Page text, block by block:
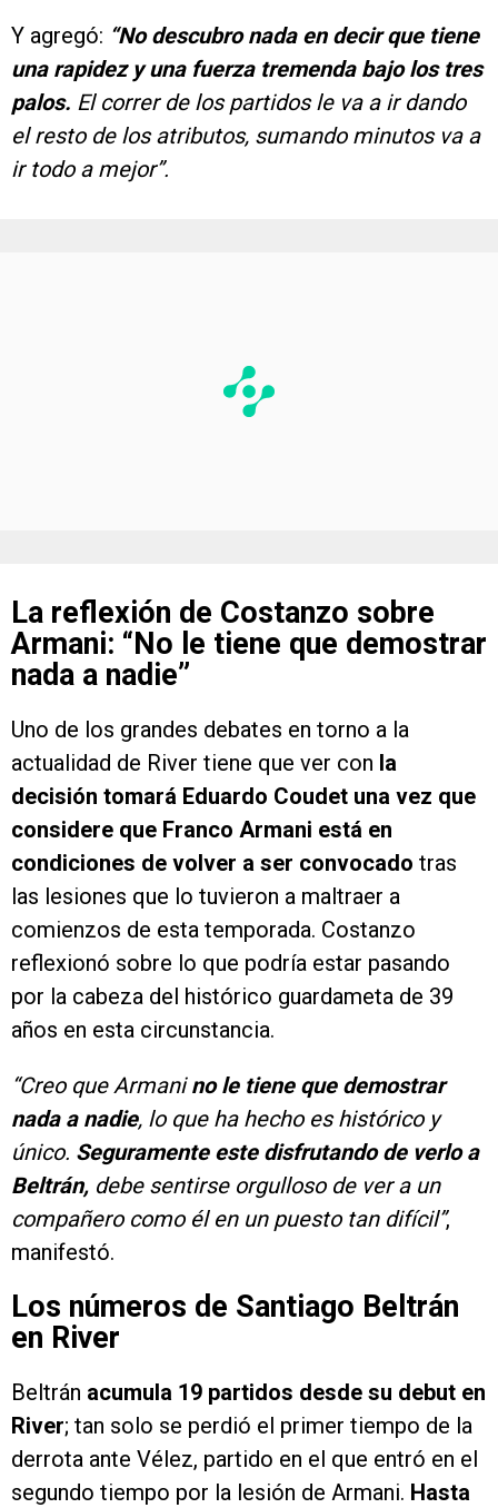
Y agregó: “No descubro nada en decir que tiene
una rapidez y una fuerza tremenda bajo los tres
palos. El correr de los partidos le va a ir dando
el resto de los atributos, sumando minutos va a
ir todo a mejor”.
La reflexión de Costanzo sobre
Armani: “No le tiene que demostrar
nada a nadie”
Uno de los grandes debates en torno a la
actualidad de River tiene que ver con la
decisión tomará Eduardo Coudet una vez que
considere que Franco Armani está en
condiciones de volver a ser convocado tras
las lesiones que lo tuvieron a maltraer a
comienzos de esta temporada. Costanzo
reflexionó sobre lo que podría estar pasando
por la cabeza del histórico guardameta de 39
años en esta circunstancia.
“Creo que Armanino le tiene que demostrar
nada a nadie, lo que ha hecho es histórico y
único. Seguramente este disfrutando de verlo a
Beltrán, debe sentirse orgulloso de ver a un
compañero como él en un puesto tan difícil”,
manifestó.
Los números de Santiago Beltrán
en River
Beltrán acumula 19 partidos desde su debut en
River; tan solo se perdió el primer tiempo de la
derrota ante Vélez, partido en el que entró en el
segundo tiempo por la lesión de Armani. Hasta